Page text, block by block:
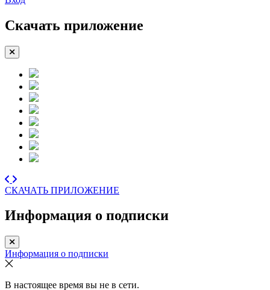
Скачать приложение
СКАЧАТЬ ПРИЛОЖЕНИЕ
Информация о подписки
Информация о подписки
В настоящее время вы не в сети.